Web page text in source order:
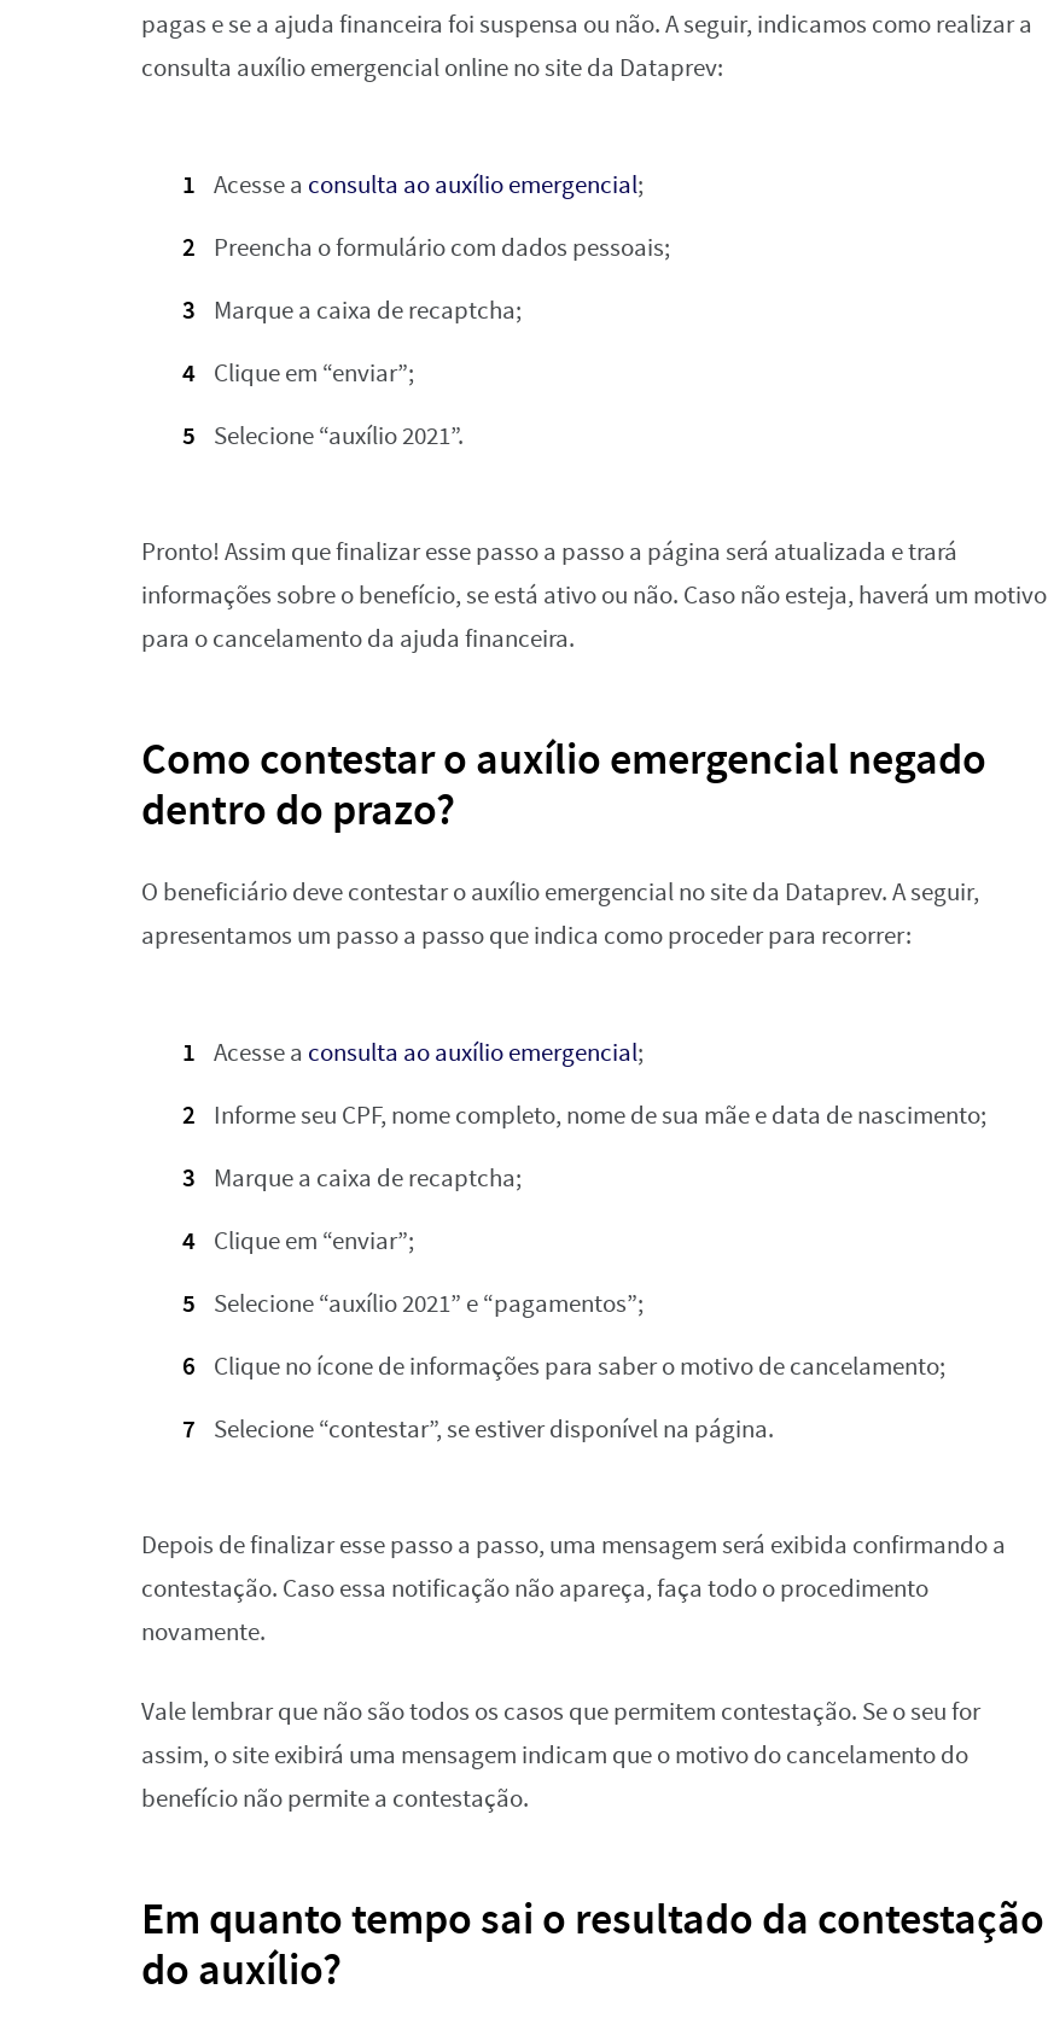
pagas e se a ajuda financeira foi suspensa ou não. A seguir, indicamos como realizar a
consulta auxílio emergencial online no site da Dataprev:
Acesse a consulta ao auxílio emergencial;
Preencha o formulário com dados pessoais;
Marque a caixa de recaptcha;
Clique em “enviar”;
Selecione “auxílio 2021”.
Pronto! Assim que finalizar esse passo a passo a página será atualizada e trará
informações sobre o benefício, se está ativo ou não. Caso não esteja, haverá um motivo
para o cancelamento da ajuda financeira.
Como contestar o auxílio emergencial negado
dentro do prazo?
O beneficiário deve contestar o auxílio emergencial no site da Dataprev. A seguir,
apresentamos um passo a passo que indica como proceder para recorrer:
Acesse a consulta ao auxílio emergencial;
Informe seu CPF, nome completo, nome de sua mãe e data de nascimento;
Marque a caixa de recaptcha;
Clique em “enviar”;
Selecione “auxílio 2021” e “pagamentos”;
Clique no ícone de informações para saber o motivo de cancelamento;
Selecione “contestar”, se estiver disponível na página.
Depois de finalizar esse passo a passo, uma mensagem será exibida confirmando a
contestação. Caso essa notificação não apareça, faça todo o procedimento
novamente.
Vale lembrar que não são todos os casos que permitem contestação. Se o seu for
assim, o site exibirá uma mensagem indicam que o motivo do cancelamento do
benefício não permite a contestação.
Em quanto tempo sai o resultado da contestação
do auxílio?